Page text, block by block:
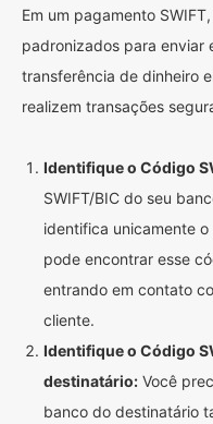
Em um pagamento
padronizados para enviar
transferência de dinheiro
realizem transações
Identifique o Código
SWIFT/BIC do seu
identifica unicamente
pode encontrar esse
entrando em contato
cliente.
Identifique o Código
destinatário: Você
banco do destinatário